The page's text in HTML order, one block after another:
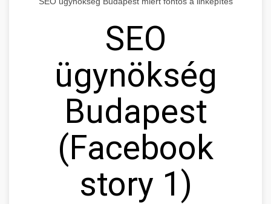
SEO
ügynökség
Budapest
(Facebook
story 1)